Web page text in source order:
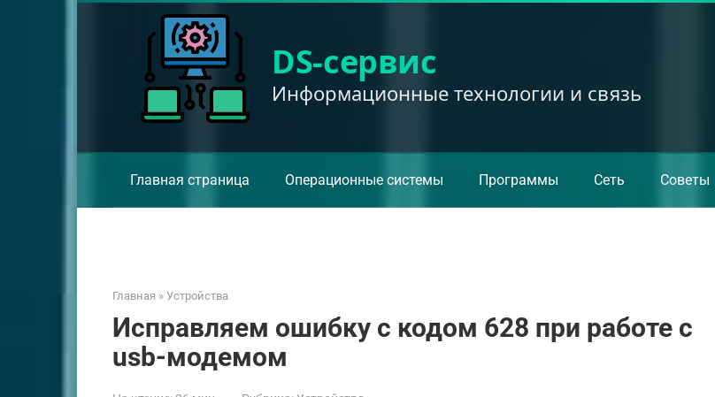
DS-сервис
Информационные технологии и связь
Главная страница Операционные системы Программы Сеть Советы
Главная » Устройства
Исправляем ошибку с кодом 628 при работе с
usb-модемом